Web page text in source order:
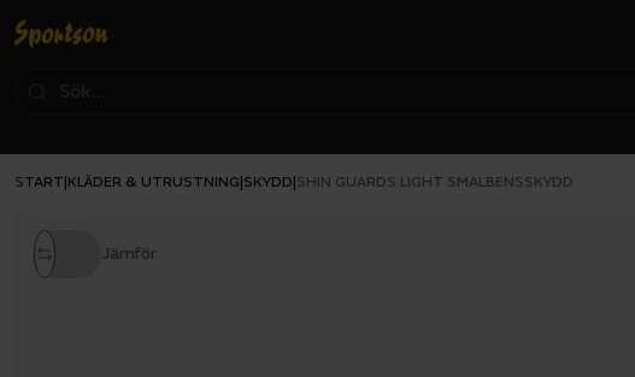
START KLÄDER & UTRUSTNING SKYDD SHIN GUARDS LIGHT SMALBENSSKYDD
Jämför